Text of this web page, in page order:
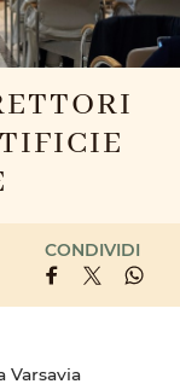
CONDIVIDI
Varsavia